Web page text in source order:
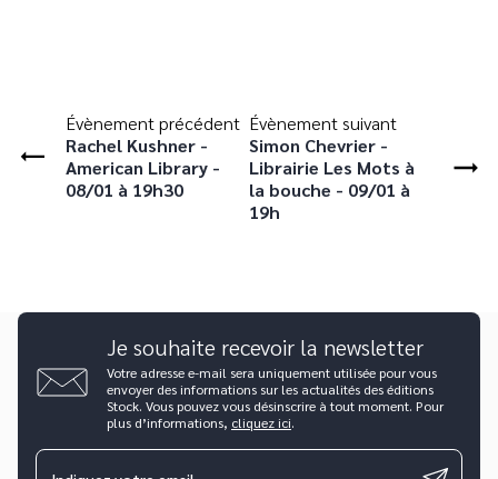
Évènement précédent
Rachel Kushner -
American Library -
08/01 à 19h30
Évènement suivant
Simon Chevrier -
Librairie Les Mots à
la bouche - 09/01 à
19h
Je souhaite recevoir la newsletter
Votre adresse e-mail sera uniquement utilisée pour vous
envoyer des informations sur les actualités des éditions
Stock. Vous pouvez vous désinscrire à tout moment. Pour
plus d’informations, cliquez ici.